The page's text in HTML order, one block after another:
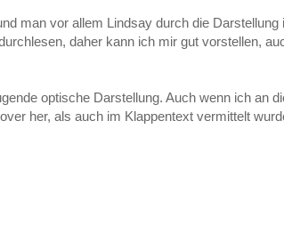
man vor allem Lindsay durch die Darstellung
daher kann ich mir gut vorstellen,
optische Darstellung. Auch wenn ich an
her, als auch im Klappentext vermittelt